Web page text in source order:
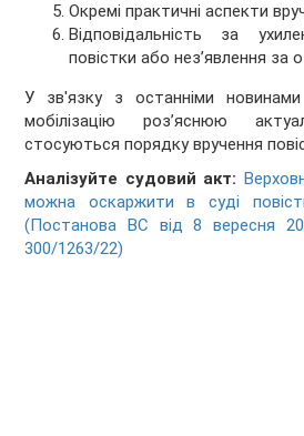
Окремі практичні аспекти
Відповідальність за
повістки або нез’явлення
У зв'язку з останніми
мобілізацію роз’яснюю
стосуються порядку вручення
Аналізуйте судовий акт:
можна оскаржити в суді
(Постанова ВС від 8 вересня
300/1263/22)